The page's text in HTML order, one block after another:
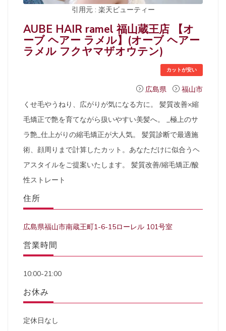
引用元 : 楽天ビューティー
AUBE HAIR ramel 福山蔵王店 【オ
ーブ ヘアー ラメル】(オーブ ヘアー
ラメル フクヤマザオウテン)
カットが安い
広島県
福山市
くせ毛やうねり、広がりが気になる方に。 髪質改善×縮
毛矯正で艶を育てながら扱いやすい美髪へ。 _極上のサ
ラ艶_仕上がりの縮毛矯正が大人気。 髪質診断で最適施
術、顔周りまで計算したカット。あなただけに似合うヘ
アスタイルをご提案いたします。 髪質改善/縮毛矯正/酸
性ストレート
住所
広島県福山市南蔵王町1-6-15ローレル 101号室
営業時間
10:00-21:00
お休み
定休日なし